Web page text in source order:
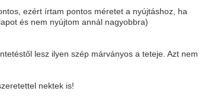
ezért írtam pontos méretet a nyújtáshoz, ha
és nem nyújtom annál nagyobbra)
lesz ilyen szép márványos a teteje. Azt nem
nektek is!